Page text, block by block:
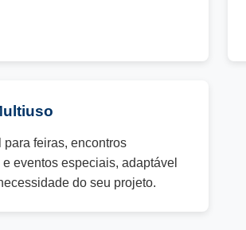
para feiras, encontros
eventos especiais, adaptável
do seu projeto.